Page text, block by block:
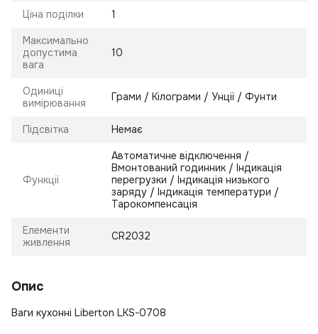
Ціна поділки 1
Максимально
допустима
вага
10
Одиниці
вимірювання
Грами / Кілограми / Унції / Фунти
Підсвітка Немає
Функції
Автоматичне відключення /
Вмонтований годинник / Індикація
перегрузки / Індикація низького
заряду / Індикація температури /
Тарокомпенсація
Елементи
живлення
CR2032
Опис
Ваги кухонні Liberton LKS-0708